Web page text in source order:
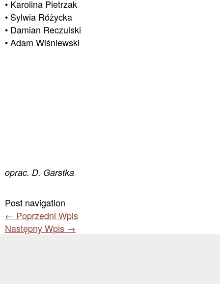
• Karolina Pietrzak
• Sylwia Różycka
• Damian Reczulski
• Adam Wiśniewski
oprac. D. Garstka
Post navigation
← Poprzedni Wpis
Następny Wpis →